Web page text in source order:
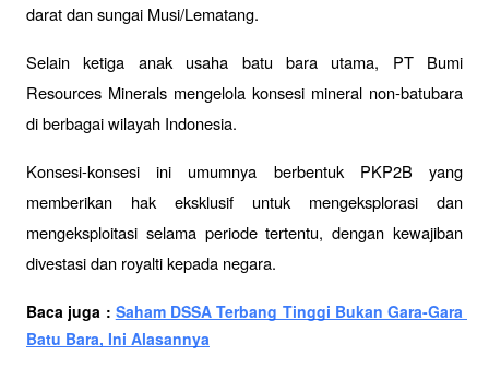
darat dan sungai Musi/Lematang.
Selain ketiga anak usaha batu bara utama, PT Bumi
Resources Minerals mengelola konsesi mineral non-batubara
di berbagai wilayah Indonesia.
Konsesi-konsesi ini umumnya berbentuk PKP2B yang
memberikan hak eksklusif untuk mengeksplorasi dan
mengeksploitasi selama periode tertentu, dengan kewajiban
divestasi dan royalti kepada negara.
Baca juga : Saham DSSA Terbang Tinggi Bukan Gara-Gara
Batu Bara, Ini Alasannya